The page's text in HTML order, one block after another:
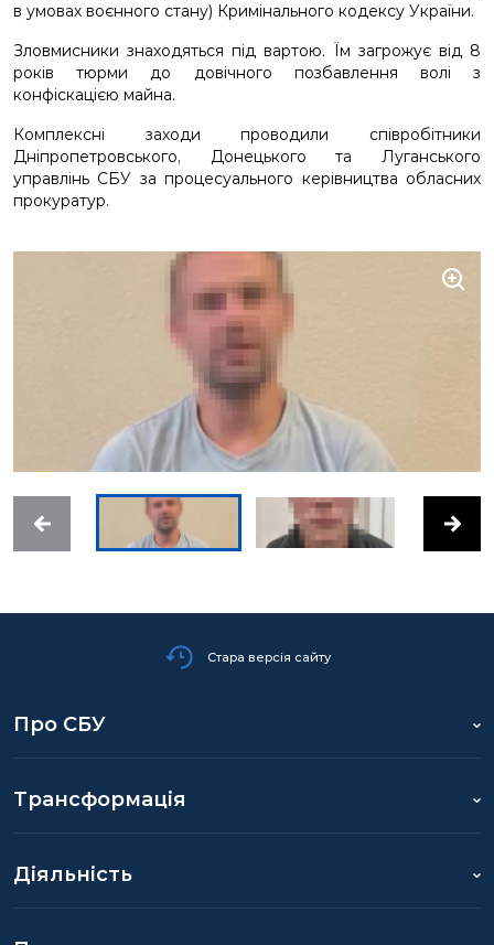
в умовах воєнного стану) Кримінального кодексу України.
Зловмисники знаходяться під вартою. Їм загрожує від 8
років тюрми до довічного позбавлення волі з
конфіскацією майна.
Комплексні заходи проводили співробітники
Дніпропетровського, Донецького та Луганського
управлінь СБУ за процесуального керівництва обласних
прокуратур.
Стара версія сайту
Про СБУ
Трансформація
Діяльність